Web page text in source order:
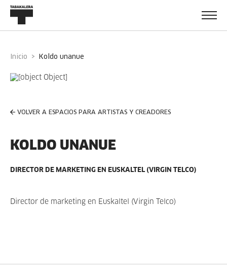
Inicio koldo unanue
VOLVER A ESPACIOS PARA ARTISTAS Y CREADORES
KOLDO UNANUE
DIRECTOR DE MARKETING EN EUSKALTEL (VIRGIN TELCO)
Director de marketing en Euskaltel (Virgin Telco)